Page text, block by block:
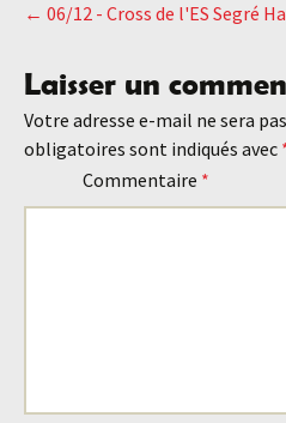
des
articles
← 06/12 - Cross de l'ES Segré
Laisser un
Votre adresse e-mail ne sera
obligatoires sont indiqués avec
Commentaire *